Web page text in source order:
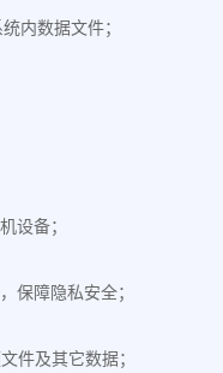
内数据文件；
设备；
保障隐私安全；
件及其它数据；